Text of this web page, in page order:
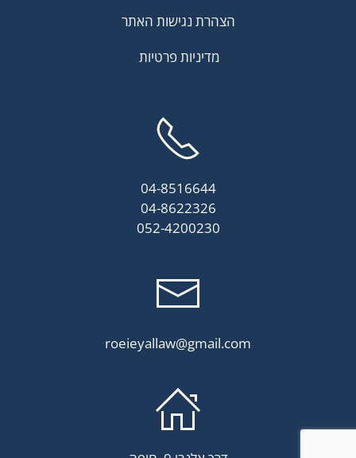
הצהרת נגישות האתר
מדיניות פרטיות
04-8516644
04-8622326
052-4200230
roeieyallaw@gmail.com